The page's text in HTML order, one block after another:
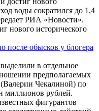
воды сократился до 1,4
РИА «Новости».
нового исторического
после обысков у блогера
в отдельное
предполагаемых
(Валерии Чекалиной) по
миллионов рублей.
фигурантов